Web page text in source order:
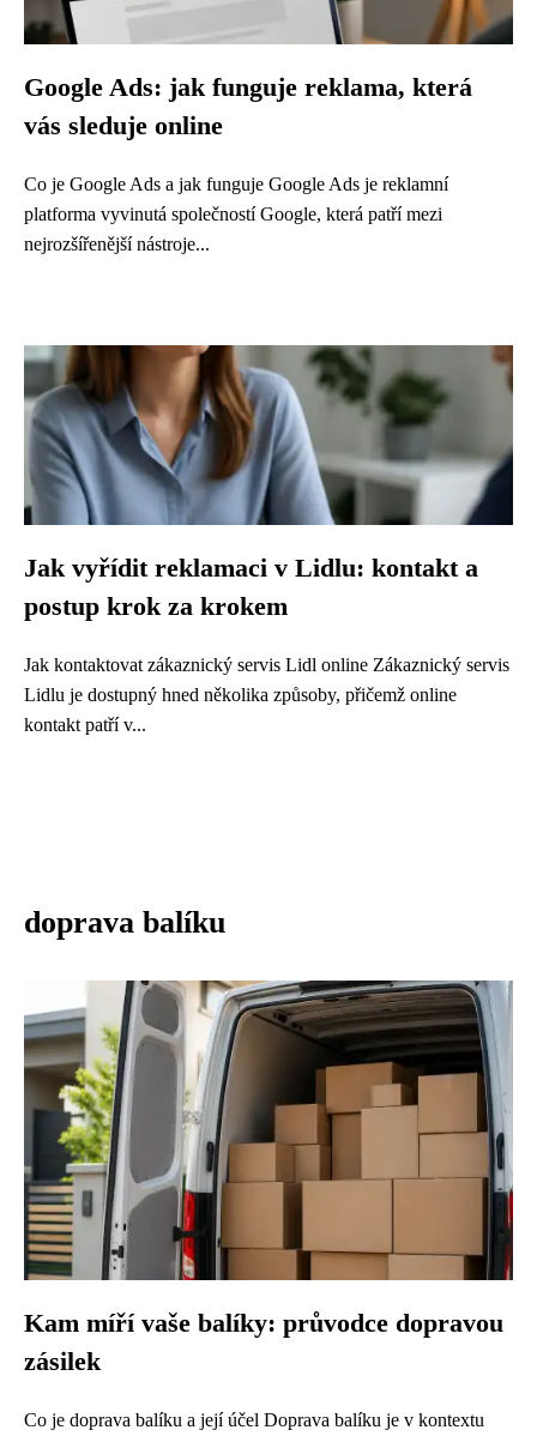
Google Ads: jak funguje reklama, která
vás sleduje online
Co je Google Ads a jak funguje Google Ads je reklamní
platforma vyvinutá společností Google, která patří mezi
nejrozšířenější nástroje...
Jak vyřídit reklamaci v Lidlu: kontakt a
postup krok za krokem
Jak kontaktovat zákaznický servis Lidl online Zákaznický servis
Lidlu je dostupný hned několika způsoby, přičemž online
kontakt patří v...
doprava balíku
Kam míří vaše balíky: průvodce dopravou
zásilek
Co je doprava balíku a její účel Doprava balíku je v kontextu